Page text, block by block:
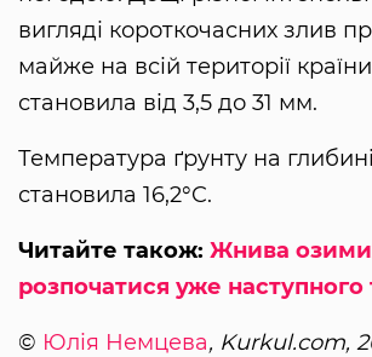
вигляді короткочасних злив
майже на всій території країни,
становила від 3,5 до 31 мм.
Температура ґрунту на
становила 16,2°C.
Читайте також: Жнива
розпочатися уже
© Юлія Немцева, Kurkul.com,